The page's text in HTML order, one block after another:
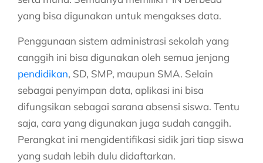
yang bisa digunakan untuk mengakses data.
Penggunaan sistem administrasi sekolah yang
canggih ini bisa digunakan oleh semua jenjang
pendidikan, SD, SMP, maupun SMA. Selain
sebagai penyimpan data, aplikasi ini bisa
difungsikan sebagai sarana absensi siswa. Tentu
saja, cara yang digunakan juga sudah canggih.
Perangkat ini mengidentifikasi sidik jari tiap siswa
yang sudah lebih dulu didaftarkan.